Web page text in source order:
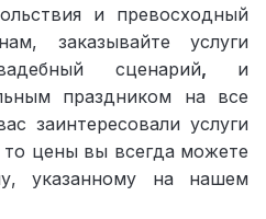
и превосходный
заказывайте услуги
сценарий, и
праздником на все
заинтересовали услуги
цены вы всегда можете
указанному на нашем